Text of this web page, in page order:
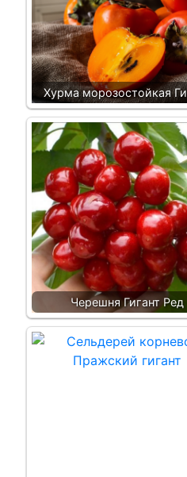
Хурма морозостойкая
Черешня Гигант Ред